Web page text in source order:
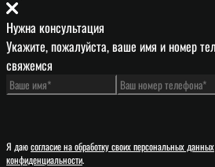
Нужна консультация
Укажите, пожалуйста, ваше имя и номер
свяжемся
Я даюсогласие на обработку своих персональных данных
конфиденциальности.